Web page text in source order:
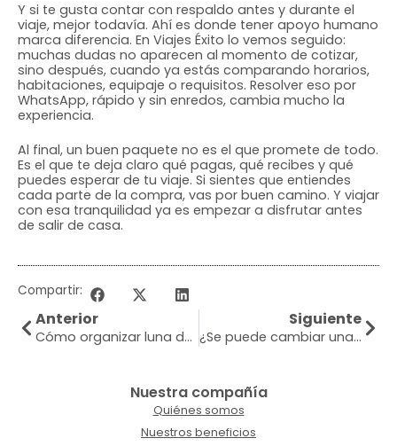
Y si te gusta contar con respaldo antes y durante el
viaje, mejor todavía. Ahí es donde tener apoyo humano
marca diferencia. En Viajes Éxito lo vemos seguido:
muchas dudas no aparecen al momento de cotizar,
sino después, cuando ya estás comparando horarios,
habitaciones, equipaje o requisitos. Resolver eso por
WhatsApp, rápido y sin enredos, cambia mucho la
experiencia.
Al final, un buen paquete no es el que promete de todo.
Es el que te deja claro qué pagas, qué recibes y qué
puedes esperar de tu viaje. Si sientes que entiendes
cada parte de la compra, vas por buen camino. Y viajar
con esa tranquilidad ya es empezar a disfrutar antes
de salir de casa.
Compartir:
Anterior
Cómo organizar luna de miel en Caribe bien
Siguiente
¿Se puede cambiar una reserva? Sí, pero depende
Nuestra compañía
Quiénes somos
Nuestros beneficios